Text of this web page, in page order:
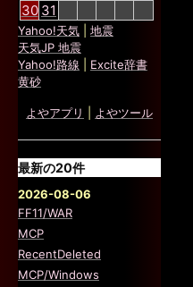
30 31
Yahoo!天気
地震
天気JP 地震
Yahoo!路線
Excite辞書
黄砂
よやアプリ よやツール
最新の20件
2026-08-06
FF11/WAR
MCP
RecentDeleted
MCP/Windows